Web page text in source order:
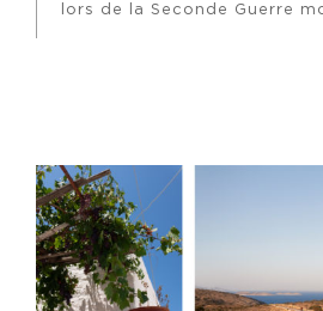
lors de la Seconde Guerre